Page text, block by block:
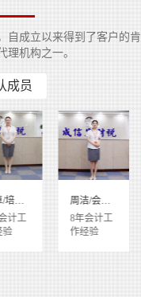
自成立以来得到了客户的肯
理机构之一。
成员
陈卓/培训部总监
计工
验
周洁/会计部总监
8年会计工
作经验